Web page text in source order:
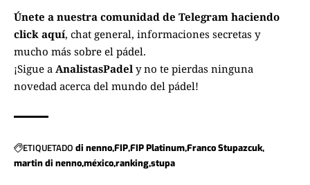
Únete a nuestra comunidad de Telegram haciendo
click aquí, chat general, informaciones secretas y
mucho más sobre el pádel.
¡Sigue a AnalistasPadel y no te pierdas ninguna
novedad acerca del mundo del pádel!
ETIQUETADO di nennoFIPFIP PlatinumFranco Stupazcuk
martin di nennoméxicorankingstupa